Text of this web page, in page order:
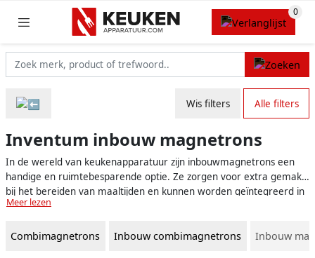
Wis filters Alle filters
Inventum inbouw magnetrons
In de wereld van keukenapparatuur zijn inbouwmagnetrons een
handige en ruimtebesparende optie. Ze zorgen voor extra gemak
bij het bereiden van maaltijden en kunnen worden geïntegreerd in
het ontwerp van de keuken zonder extra ruimte in beslag te
inbouwapparatuur is Inventum, een Nederlands merk dat al meer
Meer lezen
Combimagnetrons Inbouw combimagnetrons Inbouw